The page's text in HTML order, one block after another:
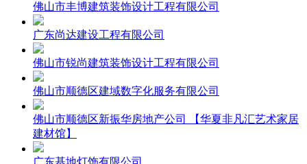
佛山市丰博建筑装饰设计工程有限公司
广东尚达建设工程有限公司
佛山市锐尚建筑装饰设计工程有限公司
佛山市顺德区建域数字化服务有限公司
佛山市顺德区新振华房地产公司 【华夏非凡汇艺术家居
建材馆】
广东基地灯饰有限公司